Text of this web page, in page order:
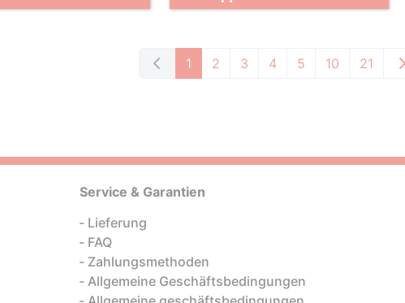
1 2 3 4 5 10 21
Service & Garantien
Lieferung
FAQ
Zahlungsmethoden
Allgemeine Geschäftsbedingungen